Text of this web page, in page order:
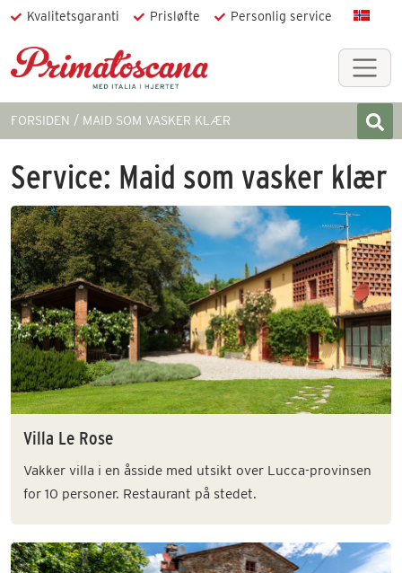
Kvalitetsgaranti Prisløfte Personlig service
FORSIDEN MAID SOM VASKER KLÆR
Service: Maid som vasker klær
Villa Le Rose
Vakker villa i en åsside med utsikt over Lucca-provinsen
for 10 personer. Restaurant på stedet.